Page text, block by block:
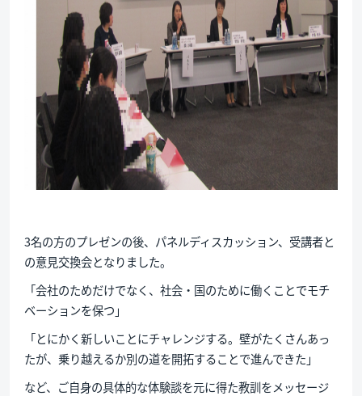
3名の方のプレゼンの後、パネルディスカッション、受講者と
の意見交換会となりました。
「会社のためだけでなく、社会・国のために働くことでモチ
ベーションを保つ」
「とにかく新しいことにチャレンジする。壁がたくさんあっ
たが、乗り越えるか別の道を開拓することで進んできた」
など、ご自身の具体的な体験談を元に得た教訓をメッセージ